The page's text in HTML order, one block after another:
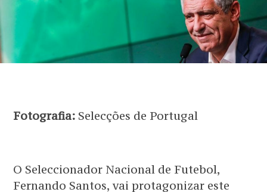
Fotografia: Selecções de Portugal
O Seleccionador Nacional de Futebol,
Fernando Santos, vai protagonizar este